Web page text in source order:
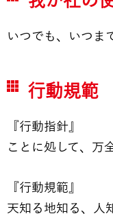
いつでも、いつま
行動規範
『行動指針』
ことに処して、万
『行動規範』
天知る地知る、人